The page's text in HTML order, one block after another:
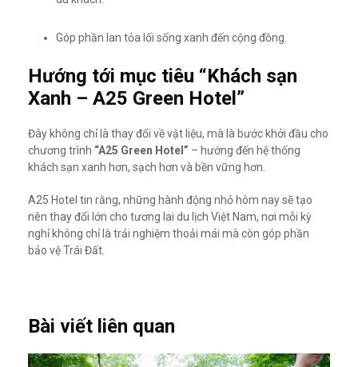
Góp phần lan tỏa lối sống xanh đến cộng đồng.
Hướng tới mục tiêu “Khách sạn
Xanh – A25 Green Hotel”
Đây không chỉ là thay đổi về vật liệu, mà là bước khởi đầu cho
chương trình “A25 Green Hotel” – hướng đến hệ thống
khách sạn xanh hơn, sạch hơn và bền vững hơn.
A25 Hotel tin rằng, những hành động nhỏ hôm nay sẽ tạo
nên thay đổi lớn cho tương lai du lịch Việt Nam, nơi mỗi kỳ
nghỉ không chỉ là trải nghiệm thoải mái mà còn góp phần
bảo vệ Trái Đất.
Bài viết liên quan